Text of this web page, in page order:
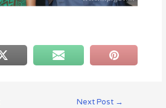
Next Post →